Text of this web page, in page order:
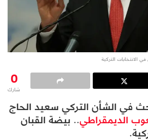
الانتخابات التركية
0
شارك
في الشأن التركي سعيد الحاج
الديمقراطي.. بيضة القبان